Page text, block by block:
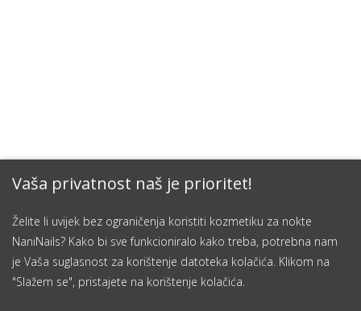
Vaša privatnost naš je prioritet!
Želite li uvijek bez ograničenja koristiti kozmetiku za nokte
NaniNails? Kako bi sve funkcioniralo kako treba, potrebna nam
je Vaša suglasnost za korištenje datoteka kolačića. Klikom na
"Slažem se", pristajete na korištenje kolačića.